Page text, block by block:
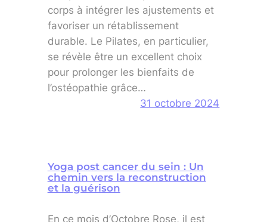
corps à intégrer les ajustements et
favoriser un rétablissement
durable. Le Pilates, en particulier,
se révèle être un excellent choix
pour prolonger les bienfaits de
l’ostéopathie grâce…
31 octobre 2024
Yoga post cancer du sein : Un
chemin vers la reconstruction
et la guérison
En ce mois d’Octobre Rose, il est